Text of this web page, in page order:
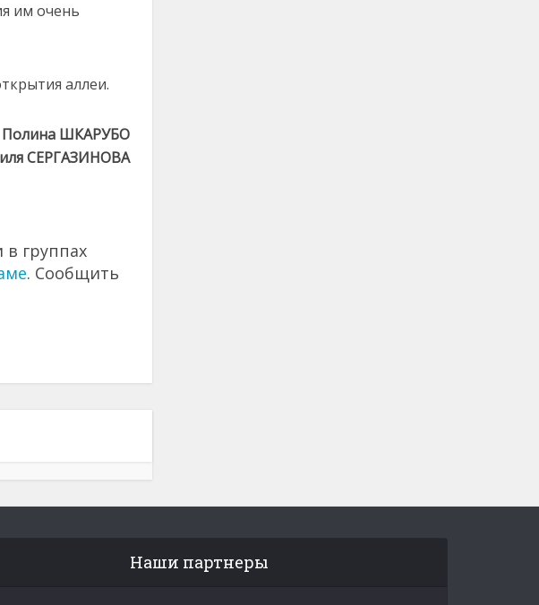
им очень
аллеи.
Полина ШКАРУБО
СЕРГАЗИНОВА
группах
. Сообщить
Наши партнеры